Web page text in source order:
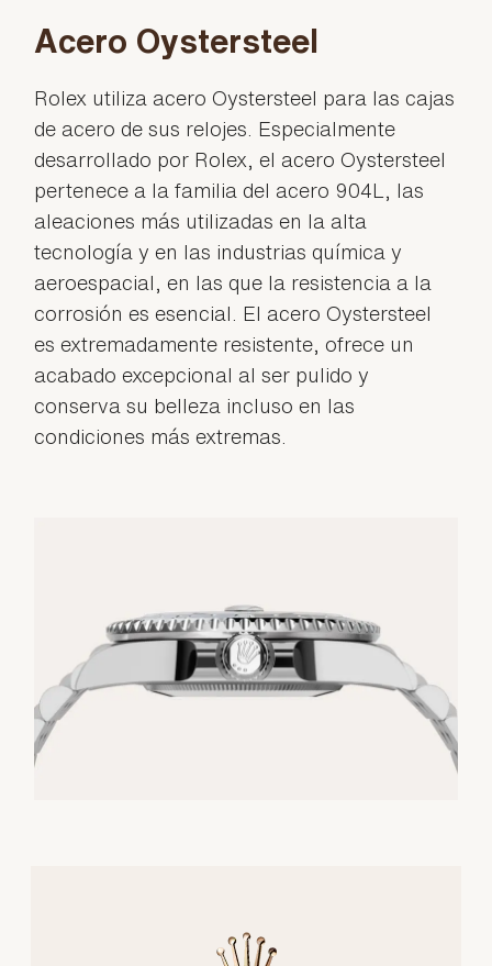
Acero Oystersteel
Rolex utiliza acero Oystersteel para las cajas
de acero de sus relojes. Especialmente
desarrollado por Rolex, el acero Oystersteel
pertenece a la familia del acero 904L, las
aleaciones más utilizadas en la alta
tecnología y en las industrias química y
aeroespacial, en las que la resistencia a la
corrosión es esencial. El acero Oystersteel
es extremadamente resistente, ofrece un
acabado excepcional al ser pulido y
conserva su belleza incluso en las
condiciones más extremas.